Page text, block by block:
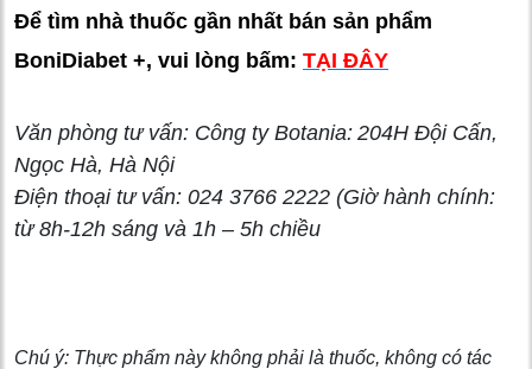
Để tìm nhà thuốc gần nhất bán sản phẩm
BoniDiabet +, vui lòng bấm: TẠI ĐÂY
Văn phòng tư vấn: Công ty Botania: 204H Đội Cấn,
Ngọc Hà, Hà Nội
Điện thoại tư vấn: 024 3766 2222 (Giờ hành chính:
từ 8h-12h sáng và 1h – 5h chiều
Chú ý: Thực phẩm này không phải là thuốc, không có tác